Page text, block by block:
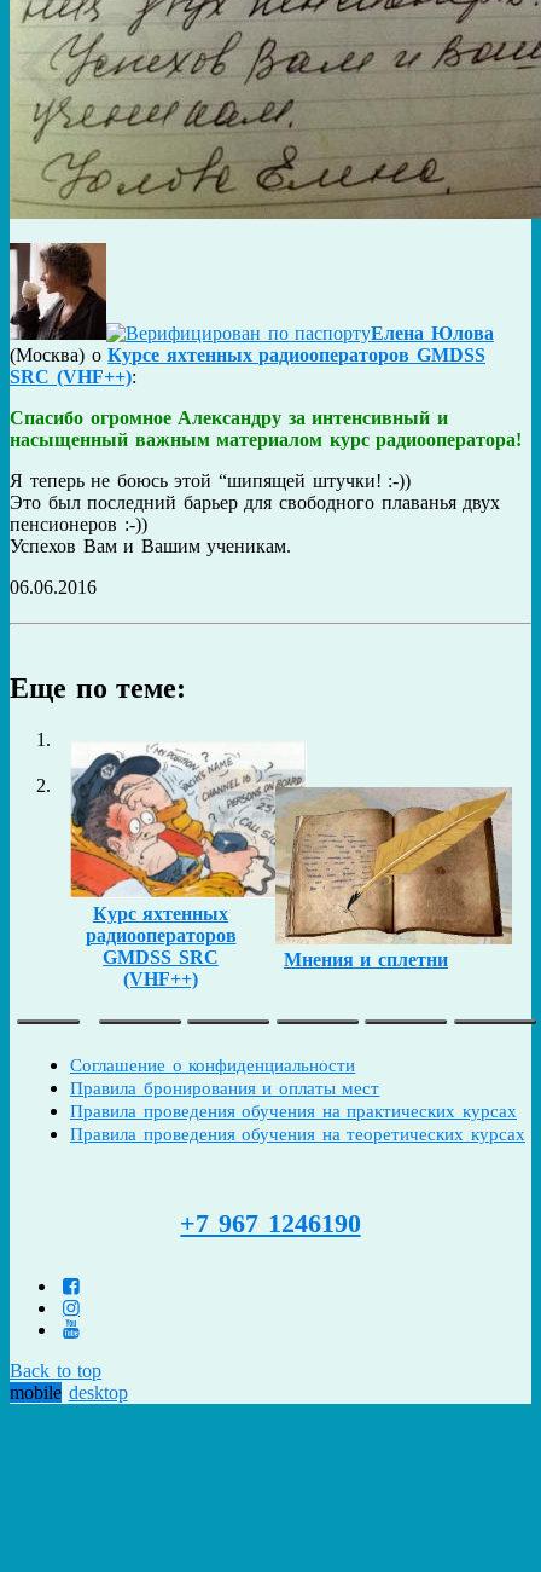
Елена Юлова
(Москва) оКурсе яхтенных радиооператоров GMDSS
SRC (VHF++):
Спасибо огромное Александру за интенсивный и
насыщенный важным материалом курс радиооператора!
Я теперь не боюсь этой “шипящей штучки! :-))
Это был последний барьер для свободного плаванья двух
пенсионеров :-))
Успехов Вам и Вашим ученикам.
06.06.2016
Еще по теме:
Курс яхтенных
радиооператоров
GMDSS SRC
(VHF++)
Мнения и сплетни
Соглашение о конфиденциальности
Правила бронирования и оплаты мест
Правила проведения обучения на практических курсах
Правила проведения обучения на теоретических курсах
+7 967 1246190
Back to top
mobile desktop